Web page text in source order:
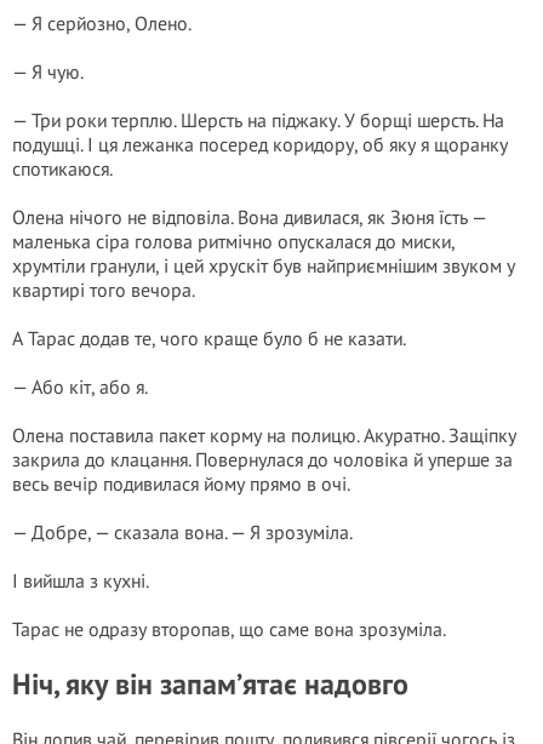
— Я серйозно, Олено.
— Я чую.
— Три роки терплю. Шерсть на піджаку. У борщі шерсть. На
подушці. І ця лежанка посеред коридору, об яку я щоранку
спотикаюся.
Олена нічого не відповіла. Вона дивилася, як Зюня їсть —
маленька сіра голова ритмічно опускалася до миски,
хрумтіли гранули, і цей хрускіт був найприємнішим звуком у
квартирі того вечора.
А Тарас додав те, чого краще було б не казати.
— Або кіт, або я.
Олена поставила пакет корму на полицю. Акуратно. Защіпку
закрила до клацання. Повернулася до чоловіка й уперше за
весь вечір подивилася йому прямо в очі.
— Добре, — сказала вона. — Я зрозуміла.
І вийшла з кухні.
Тарас не одразу второпав, що саме вона зрозуміла.
Ніч, яку він запам’ятає надовго
Він допив чай, перевірив пошту, подивився півсерії чогось із